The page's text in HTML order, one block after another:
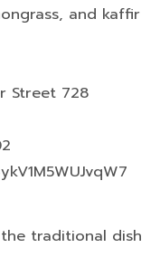
and kaffir
Street 728
traditional dish